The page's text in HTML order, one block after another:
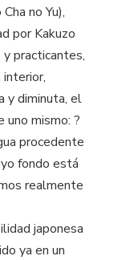
no Yu),
por Kakuzo
practicantes,
y diminuta, el
uno mismo: ?
procedente
fondo está
realmente
japonesa
ya en un